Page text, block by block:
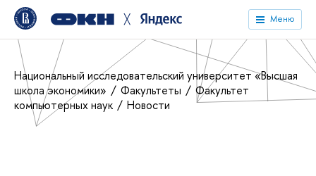
╳ Меню
Национальный исследовательский университет «Высшая
школа экономики»
Факультеты
Факультет
компьютерных наук
Новости